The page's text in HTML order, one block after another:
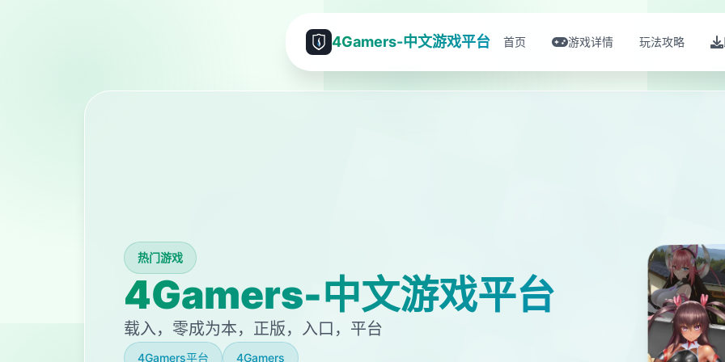
4Gamers-中文游戏平台 首页 游戏详情 玩法攻略
热门游戏
4Gamers-中文游戏平台
载入，零成为本，正版，入口，平台
4Gamers平台 4Gamers